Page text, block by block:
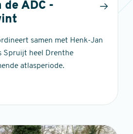
de ADC -
samen met Henk-Jan
Spruijt heel Drenthe
atlasperiode.